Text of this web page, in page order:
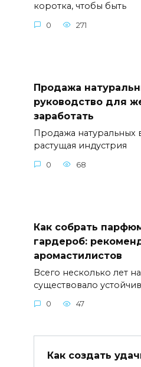
коротка, чтобы быть
0 271
Продажа
руководство для
заработать
Продажа натуральных
растущая индустрия
0 68
Как собрать
гардероб:
аромастилистов
Всего несколько лет
существовало
0 47
Как создать